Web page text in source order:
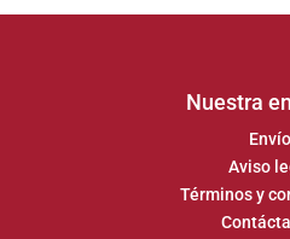
Nuestra
Envío
Aviso
Términos y